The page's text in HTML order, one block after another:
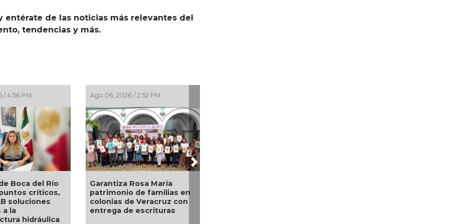
entérate de las noticias más relevantes del
tendencias y más.
Poza
y
Ago 06, 2026 / 2:08 PM
El diálogo directo define
las prioridades de obras y
servicios en Xalapa a
través del Día del Pueblo
Next